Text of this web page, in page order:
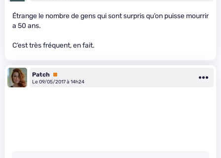
Étrange le nombre de gens qui sont surpris qu’on puisse mourrir
a 50 ans.
C’est très fréquent, en fait.
Patch Premium
Le 09/05/2017 à 14h24